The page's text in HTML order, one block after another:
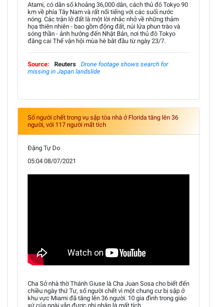
Atami, có dân số khoảng 36,000 dân, cách thủ đô Tokyo 90
km về phía Tây Nam và rất nổi tiếng với các suối nước
nóng. Các trận lở đất là một lời nhắc nhở về những thảm
họa thiên nhiên - bao gồm động đất, núi lửa phun trào và
sóng thần - ảnh hưởng đến Nhật Bản, nơi thủ đô Tokyo
đăng cai Thế vận hội mùa hè bắt đầu từ ngày 23/7.
Source: Reuters
Drone footage shows search for
missing in Japan landslide
Số người chết trong vụ sập tòa nhà ở Florida tăng lên 36
người, với 117 người mất tích
Đặng Tự Do
05:04 08/07/2021
Cha Sở nhà thờ Thánh Giuse là Cha Juan Sosa cho biết đến
chiều ngày thứ Tư, số người chết vì một chung cư bị sập ở
khu vực Miami đã tăng lên 36 người. 10 gia đình trong giáo
xứ của ngài vẫn được ghi nhận là mất tích.